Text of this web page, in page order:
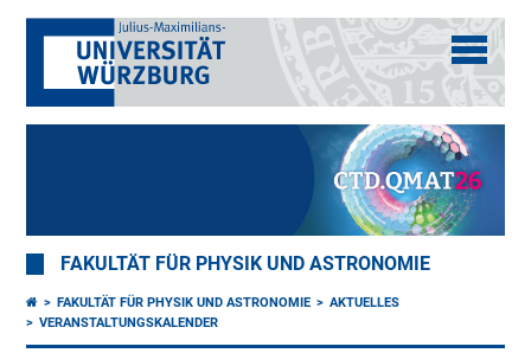
FAKULTÄT FÜR PHYSIK UND ASTRONOMIE
FAKULTÄT FÜR PHYSIK UND ASTRONOMIE
AKTUELLES
VERANSTALTUNGSKALENDER